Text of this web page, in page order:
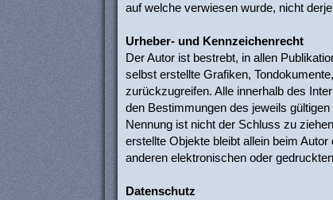
auf welche verwiesen wurde, nicht
Urheber- und Kennzeichenrecht
Der Autor ist bestrebt, in allen
selbst erstellte Grafiken,
zurückzugreifen. Alle innerhalb des
den Bestimmungen des jeweils
Nennung ist nicht der Schluss zu
erstellte Objekte bleibt allein beim
anderen elektronischen oder
Datenschutz